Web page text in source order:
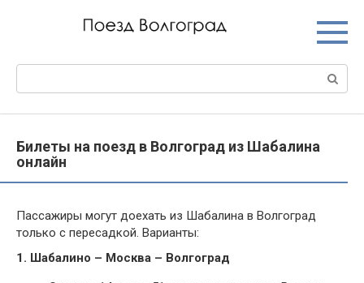
Билеты на поезд в Волгоград из Шабалина
онлайн
Пассажиры могут доехать из Шабалина в Волгоград
только с пересадкой. Варианты:
1. Шабалино – Москва – Волгоград